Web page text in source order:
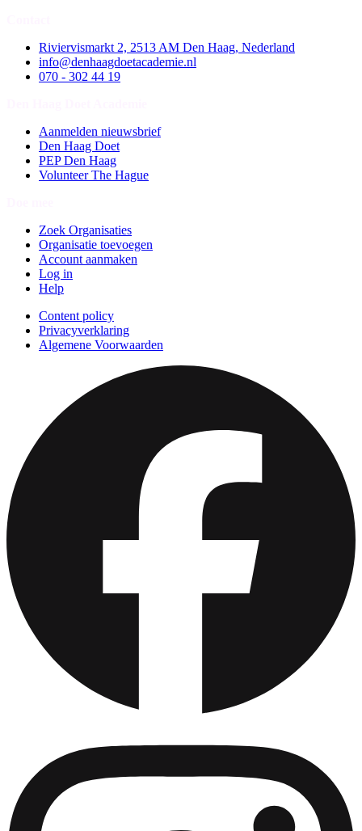
Riviervismarkt 2, 2513 AM Den Haag, Nederland
info@denhaagdoetacademie.nl
070 - 302 44 19
Aanmelden nieuwsbrief
Den Haag Doet
PEP Den Haag
Volunteer The Hague
Zoek Organisaties
Organisatie toevoegen
Account aanmaken
Log in
Help
Content policy
Privacyverklaring
Algemene Voorwaarden